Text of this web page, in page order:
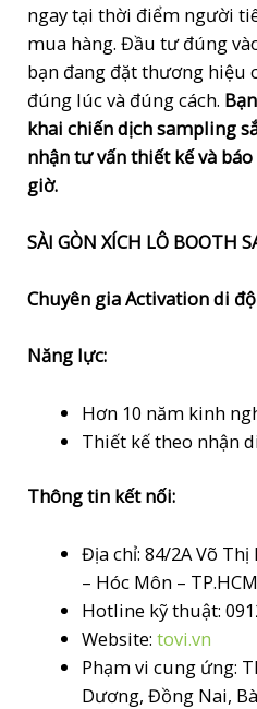
ngay tại thời điểm người
mua hàng. Đầu tư đúng
bạn đang đặt thương hiệu
đúng lúc và đúng cách.
khai chiến dịch sampling
nhận tư vấn thiết kế và
giờ.
SÀI GÒN XÍCH LÔ BOOTH
Chuyên gia Activation di
Năng lực:
Hơn 10 năm kinh
Thiết kế theo nhận
Thông tin kết nối:
Địa chỉ: 84/2A Võ
– Hóc Môn – TP.HCM
Hotline kỹ thuật:
Website: tovi.vn
Phạm vi cung ứng:
Dương, Đồng Nai,